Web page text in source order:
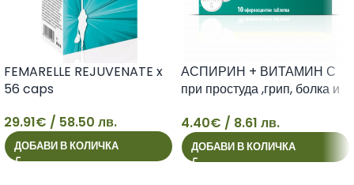
29
FEMARELLE REJUVENATE x
56 caps
29.91€ / 58.50 лв.
ДОБАВИ В КОЛИЧКА
4
АСПИРИН + ВИТАМИН С
при простуда ,грип, болка и
ефервесцентни таблетки х
10
4.40€ / 8.61 лв.
ДОБАВИ В КОЛИЧКА